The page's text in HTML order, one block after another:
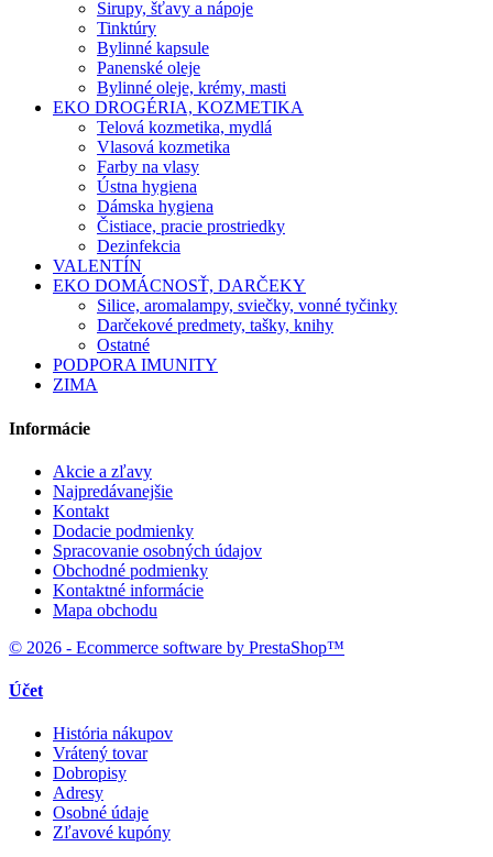
Sirupy, šťavy a nápoje
Tinktúry
Bylinné kapsule
Panenské oleje
Bylinné oleje, krémy, masti
EKO DROGÉRIA, KOZMETIKA
Telová kozmetika, mydlá
Vlasová kozmetika
Farby na vlasy
Ústna hygiena
Dámska hygiena
Čistiace, pracie prostriedky
Dezinfekcia
VALENTÍN
EKO DOMÁCNOSŤ, DARČEKY
Silice, aromalampy, sviečky, vonné tyčinky
Darčekové predmety, tašky, knihy
Ostatné
PODPORA IMUNITY
ZIMA
Informácie
Akcie a zľavy
Najpredávanejšie
Kontakt
Dodacie podmienky
Spracovanie osobných údajov
Obchodné podmienky
Kontaktné informácie
Mapa obchodu
© 2026 - Ecommerce software by PrestaShop™
Účet
História nákupov
Vrátený tovar
Dobropisy
Adresy
Osobné údaje
Zľavové kupóny